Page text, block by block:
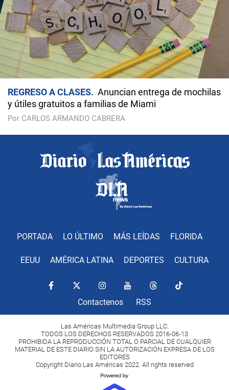
REGRESO A CLASES
Anuncian entrega de mochilas
y útiles gratuitos a familias de Miami
Por CARLOS ARMANDO CABRERA
PORTADA LO ÚLTIMO MÁS LEÍDAS FLORIDA
EEUU AMÉRICA LATINA DEPORTES CULTURA
Contactenos RSS
Las Américas Multimedia Group LLC.
TODOS LOS DERECHOS RESERVADOS 2016-06-13
PROHIBIDA LA REPRODUCCIÓN TOTAL O PARCIAL DE CUALQUIER
MATERIAL DE ESTE DIARIO SIN LA AUTORIZACIÓN EXPRESA DE LOS
EDITORES
Copyright Diario Las Américas 2022. All rights reserved